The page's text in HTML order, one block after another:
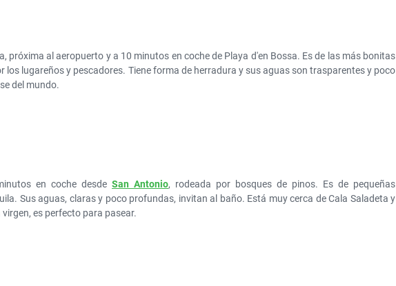
próxima al aeropuerto y a 10 minutos en coche de Playa d'en Bossa. Es de las más bonitas
los lugareños y pescadores. Tiene forma de herradura y sus aguas son trasparentes y poco
del mundo.
en coche desde San Antonio, rodeada por bosques de pinos. Es de pequeñas
Sus aguas, claras y poco profundas, invitan al baño. Está muy cerca de Cala Saladeta y
es perfecto para pasear.